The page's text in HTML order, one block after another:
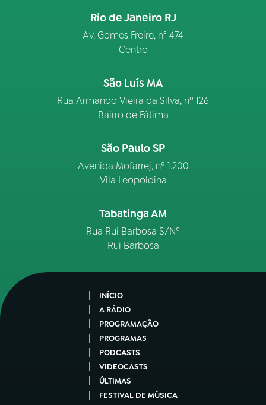
Rio de Janeiro RJ
Av. Gomes Freire, n° 474
Centro
São Luís MA
Rua Armando Vieira da Silva, nº 126
Bairro de Fátima
São Paulo SP
Avenida Mofarrej, nº 1.200
Vila Leopoldina
Tabatinga AM
Rua Rui Barbosa S/Nº
Rui Barbosa
INÍCIO
A RÁDIO
PROGRAMAÇÃO
PROGRAMAS
PODCASTS
VIDEOCASTS
ÚLTIMAS
FESTIVAL DE MÚSICA